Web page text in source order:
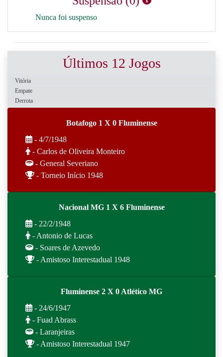
Nunca foi suspenso
Últimos 12 Jogos
Vitória
Empate
Derrota
Botafogo 1 X 0 Fluminense
- 4/7/1948
- Carlos de Oliveira Monteiro
- General Severiano
- Torneio Início 1948
Nacional MG 1 X 6 Fluminense
- 22/2/1948
- Antonio de Lucas
- Soares de Azevedo
- Amistoso Interestadual 1948
Fluminense 2 X 0 Atlético MG
- 24/6/1947
- Fuad Abrass
- Laranjeiras
- Amistoso Interestadual 1947